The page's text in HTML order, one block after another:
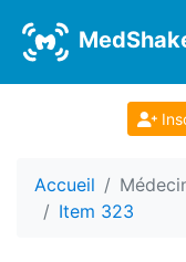
Accueil
Item 323